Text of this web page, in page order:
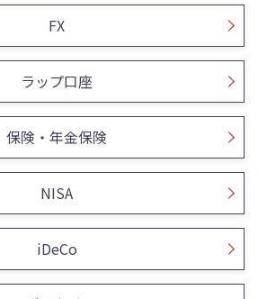
FX
ラップ口座
保険・年金保険
NISA
iDeCo